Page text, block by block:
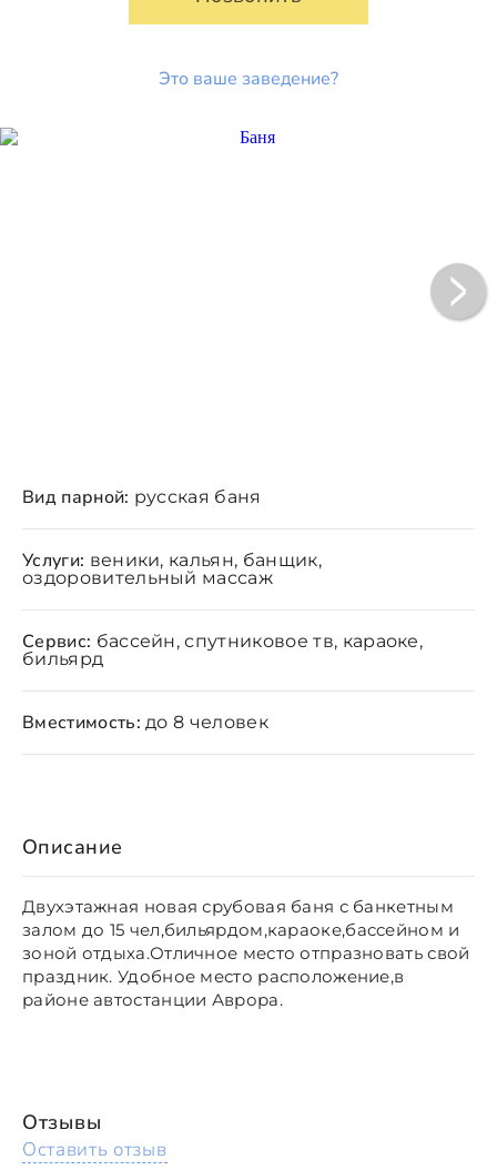
Это ваше заведение?
Описание
Двухэтажная новая срубовая баня с банкетным
залом до 15 чел,бильярдом,караоке,баccейном и
зоной отдыха.Отличное место отпразновать свой
праздник. Удобное место расположение,в
районе автостанции Аврора.
Вид парной: русская баня
Услуги: веники, кальян, банщик,
оздоровительный массаж
Сервис: бассейн, спутниковое тв, караоке,
бильярд
Вместимость: до 8 человек
Отзывы
Оставить отзыв